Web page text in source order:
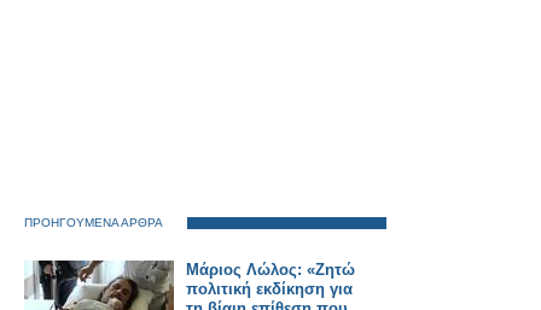
ΠΡΟΗΓΟΥΜΕΝΑ ΑΡΘΡΑ
Μάριος Λώλος: «Ζητώ
πολιτική εκδίκηση για